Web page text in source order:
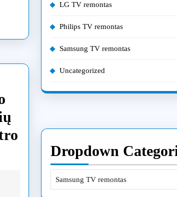
patarimai
Klaipėdos
gyventojams
LG TV remontas
Philips TV remontas
Samsung TV remontas
Uncategorized
Dropdown